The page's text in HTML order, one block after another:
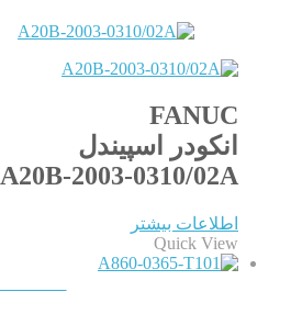
FANUC
انکودر اسپیندل
A20B-2003-0310/02A
اطلاعات بیشتر
Quick View